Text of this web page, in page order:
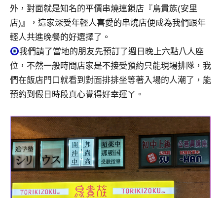
遊
書
作
者、
各
表
會
活
動
主
持、
學
企
外，對面就是知名的平價串燒連鎖店『鳥貴族(安里
店)』，這家深受年輕人喜愛的串燒店便成為我們跟年
輕人共進晚餐的好選擇了。
我們請了當地的朋友先預訂了週日晚上六點八人座
位，不然一般時間店家是不接受預約只能現場排隊，我
們在飯店門口就看到對面排排坐等著入場的人潮了，能
預約到假日時段真心覺得好幸運ㄚ。